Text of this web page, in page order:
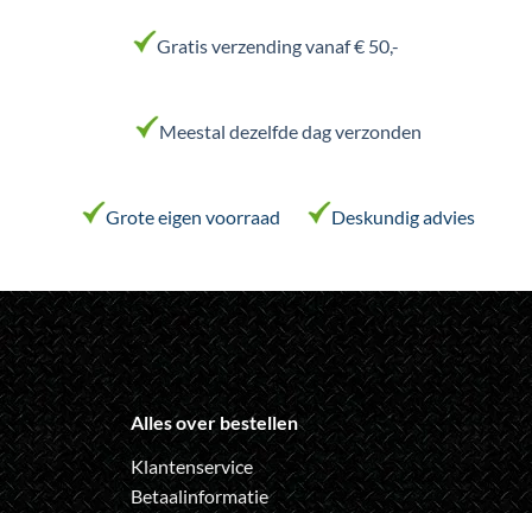
variaties.
Deze
gekozen
de
productpagina
gekozen
de
productpagina
Gratis verzending vanaf € 50,-
Meestal dezelfde dag verzonden
Grote eigen voorraad Deskundig advies
Alles over bestellen
Klantenservice
Betaalinformatie